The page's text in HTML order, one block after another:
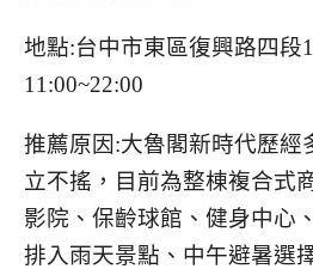
地點:台中市東區復興路四段
11:00~22:00
推薦原因:大魯閣新時代歷經
立不搖，目前為整棟複合式
影院、保齡球館、健身中心
排入雨天景點、中午避暑選